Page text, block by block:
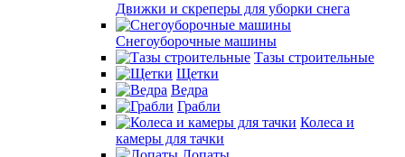
Движки и скреперы для уборки снега
Снегоуборочные машины
Тазы строительные
Щетки
Ведра
Грабли
Колеса и
камеры для тачки